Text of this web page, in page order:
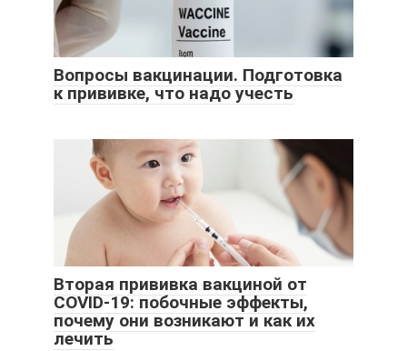
Вопросы вакцинации. Подготовка
к прививке, что надо учесть
Вторая прививка вакциной от
COVID-19: побочные эффекты,
почему они возникают и как их
лечить